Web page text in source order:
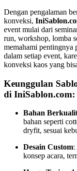
Dengan pengalaman
konveksi,
event mulai dari
run, workshop, lomba
memahami pentingnya
dalam setiap event,
konveksi kaos yang
Keunggulan
di IniSablon.com:
Bahan
bahan seperti
dryfit, sesuai
Desain Custom:
konsep acara,